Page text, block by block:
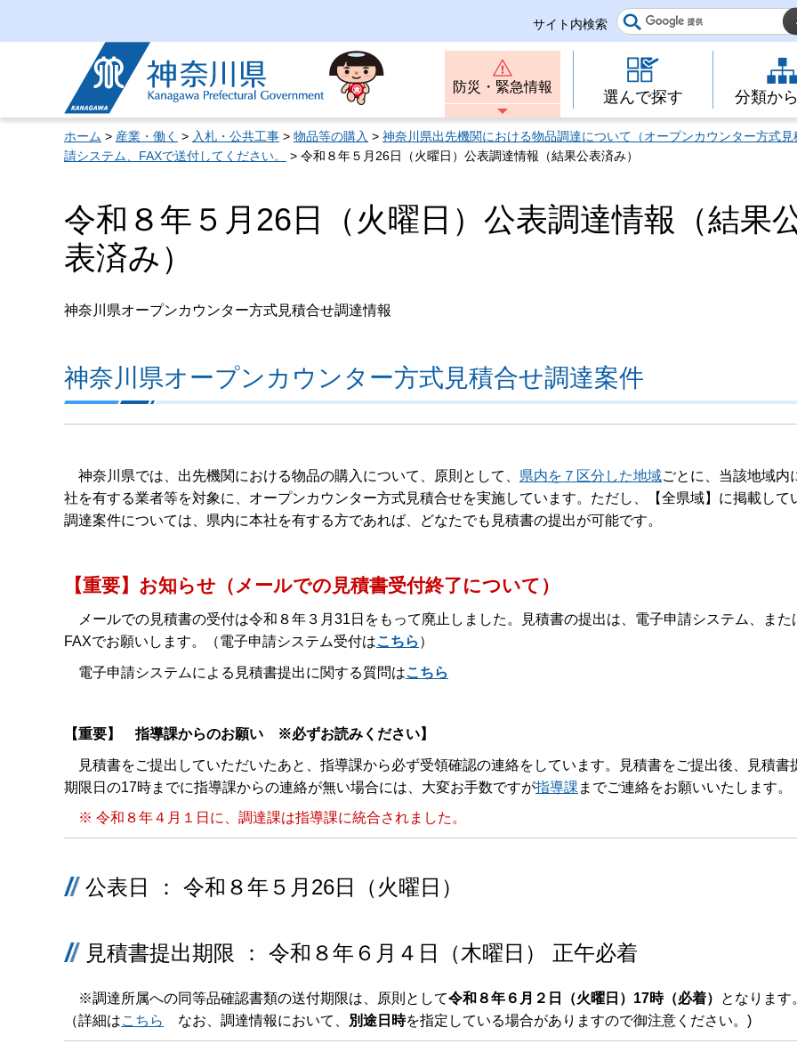
サイト内検索
神奈川県
防災・緊急情報
選んで探す 分類か
ホーム > 産業・働く > 入札・公共工事 > 物品等の購入 > 神奈川県出先機関における物品調達について（オープンカウンター方式
請システム、FAXで送付してください。
> 令和８年５月26日（火曜日）公表調達情報（結果公表済み）
令和８年５月26日（火曜日）公表調達情報（結果
表済み）
神奈川県オープンカウンター方式見積合せ調達情報
神奈川県オープンカウンター方式見積合せ調達案件
神奈川県では、出先機関における物品の購入について、原則として、 県内を７区分した地域ごとに、当該地域内
社を有する業者等を対象に、オープンカウンター方式見積合せを実施しています。ただし、【全県域】に掲載して
調達案件については、県内に本社を有する方であれば、どなたでも見積書の提出が可能です。
【重要】お知らせ（メールでの見積書受付終了について）
メールでの見積書の受付は令和８年３月31日をもって廃止しました。見積書の提出は、電子申請システム、また
FAXでお願いします。（電子申請システム受付はこちら ）
電子申請システムによる見積書提出に関する質問はこちら
【重要】 指導課からのお願い ※必ずお読みください】
見積書をご提出していただいたあと、指導課から必ず受領確認の連絡をしています。見積書をご提出後、見積書
期限日の17時までに指導課からの連絡が無い場合には、大変お手数ですが指導課 までご連絡をお願いいたします。
※ 令和８年４月１日に、調達課は指導課に統合されました。
公表日 ： 令和８年５月26日（火曜日）
見積書提出期限 ： 令和８年６月４日（木曜日） 正午必着
※調達所属への同等品確認書類の送付期限は、原則として令和８年６月２日（火曜日）17時（必着）
となります
（詳細はこちら なお、調達情報において、 別途日時を指定している場合がありますので御注意ください。)